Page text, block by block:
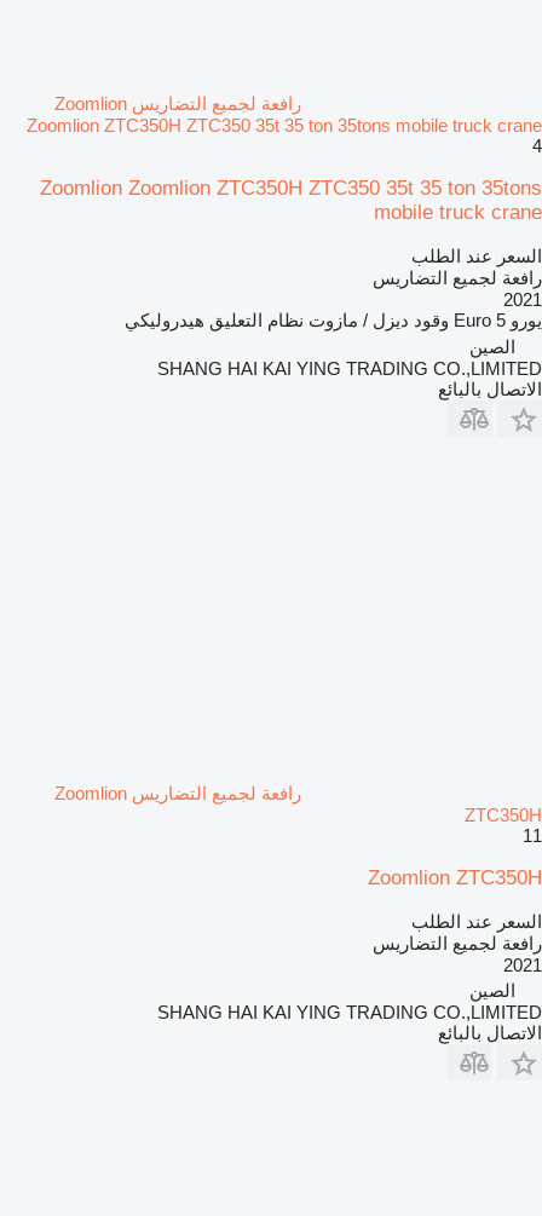
رافعة لجميع التضاريس Zoomlion
Zoomlion ZTC350H ZTC350 35t 35 ton 35tons mobile truck crane
4
Zoomlion Zoomlion ZTC350H ZTC350 35t 35 ton 35tons
mobile truck crane
السعر عند الطلب
رافعة لجميع التضاريس
2021
يورو Euro 5 وقود ديزل / مازوت نظام التعليق هيدروليكي
الصين
SHANG HAI KAI YING TRADING CO.,LIMITED
الاتصال بالبائع
رافعة لجميع التضاريس Zoomlion
ZTC350H
11
Zoomlion ZTC350H
السعر عند الطلب
رافعة لجميع التضاريس
2021
الصين
SHANG HAI KAI YING TRADING CO.,LIMITED
الاتصال بالبائع